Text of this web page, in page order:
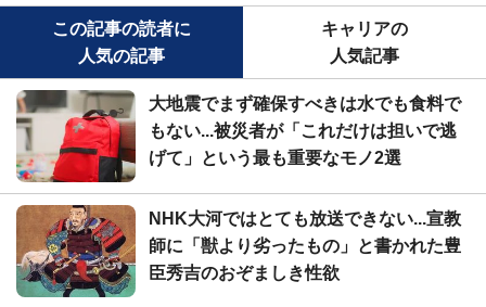
この記事の読者に
人気の記事
キャリアの
人気記事
大地震でまず確保すべきは水でも食料で
もない...被災者が「これだけは担いで逃
げて」という最も重要なモノ2選
NHK大河ではとても放送できない...宣教
師に「獣より劣ったもの」と書かれた豊
臣秀吉のおぞましき性欲